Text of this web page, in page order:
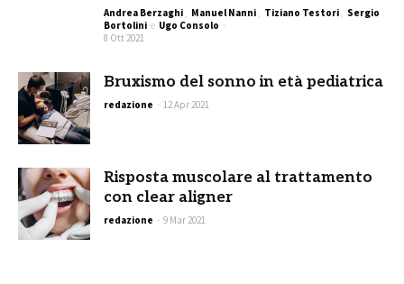
Andrea Berzaghi , Manuel Nanni , Tiziano Testori , Sergio
Bortolini e Ugo Consolo -
8 Ott 2021
Bruxismo del sonno in età pediatrica
redazione - 12 Apr 2021
Risposta muscolare al trattamento
con clear aligner
redazione - 9 Mar 2021